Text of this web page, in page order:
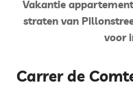
Vakantie
straten van
voor
Carrer de